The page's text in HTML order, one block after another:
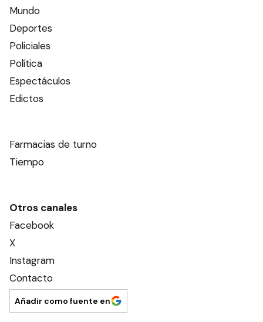
Mundo
Deportes
Policiales
Política
Espectáculos
Edictos
Farmacias de turno
Tiempo
Otros canales
Facebook
X
Instagram
Contacto
Añadir como fuente en